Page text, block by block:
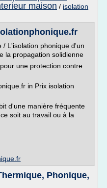
maison / isolation
/ L'isolation phonique d'un
la propagation solidienne
une protection contre
in Prix isolation
d'une manière fréquente
soit au travail ou à la
Phonique,